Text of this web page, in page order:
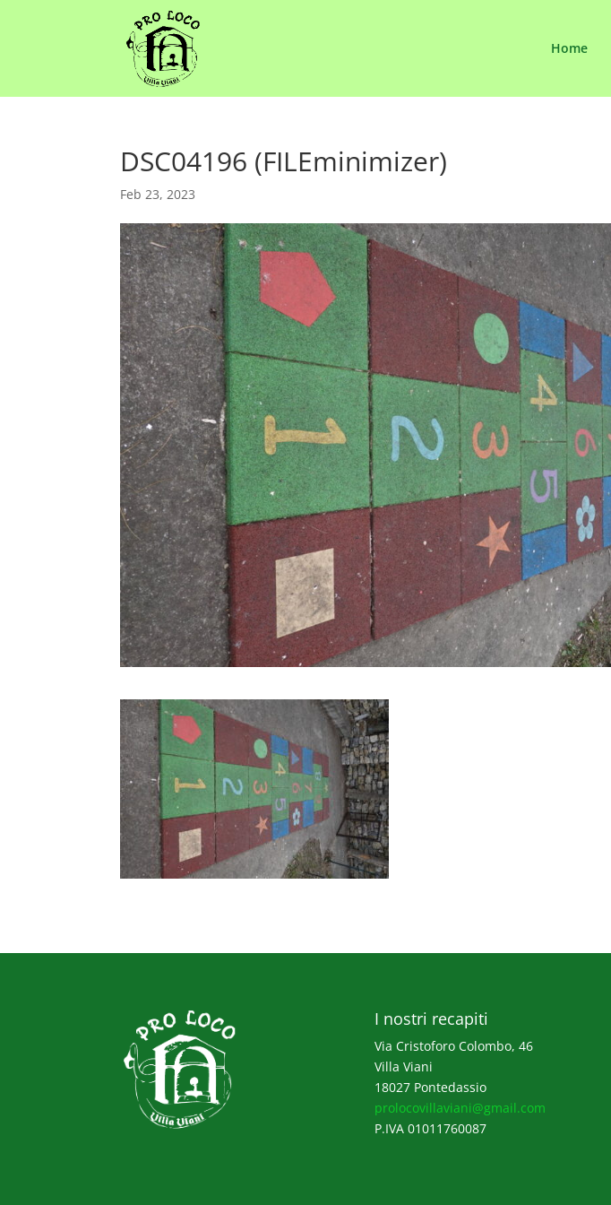
Home
DSC04196 (FILEminimizer)
Feb 23, 2023
I nostri recapiti
Via Cristoforo Colombo, 46
Villa Viani
18027 Pontedassio
prolocovillaviani@gmail.com
P.IVA 01011760087